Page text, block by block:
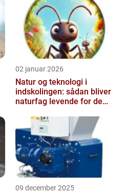
02 januar 2026
Natur og teknologi i
indskolingen: sådan bliver
naturfag levende for de
09 december 2025